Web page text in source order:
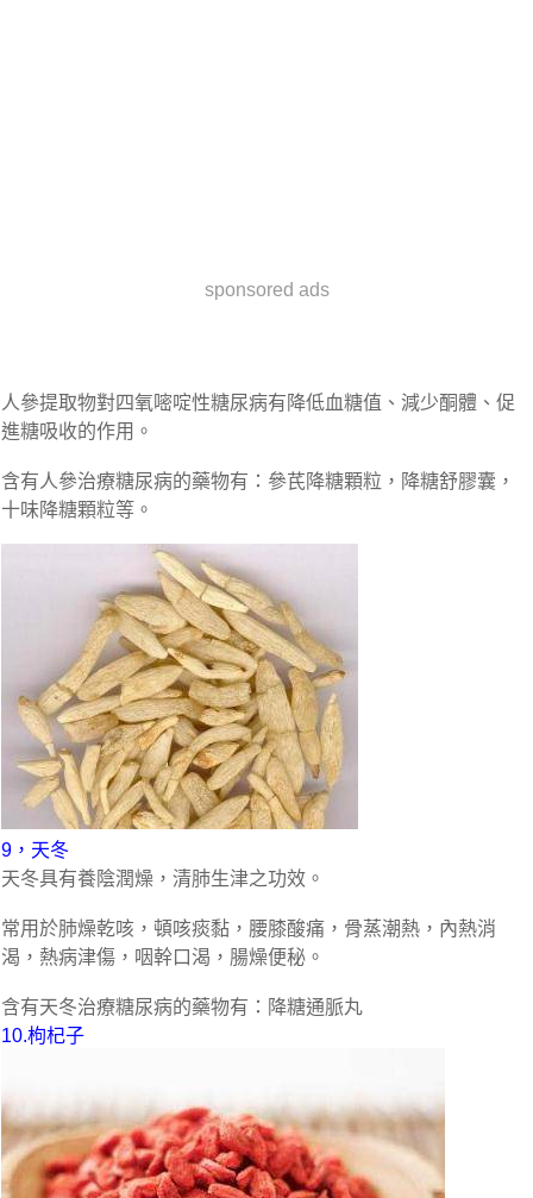
sponsored ads
人參提取物對四氧嘧啶性糖尿病有降低血糖值、減少酮體、促
進糖吸收的作用。
含有人參治療糖尿病的藥物有：參芪降糖顆粒，降糖舒膠囊，
十味降糖顆粒等。
9，天冬
天冬具有養陰潤燥，清肺生津之功效。
常用於肺燥乾咳，頓咳痰黏，腰膝酸痛，骨蒸潮熱，內熱消
渴，熱病津傷，咽幹口渴，腸燥便秘。
含有天冬治療糖尿病的藥物有：降糖通脈丸
10.枸杞子